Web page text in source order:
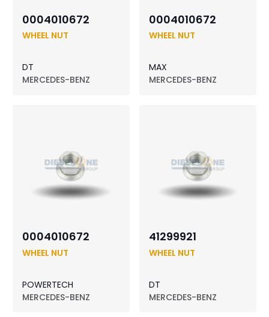
0004010672
WHEEL NUT
DT
MERCEDES-BENZ
0004010672
WHEEL NUT
MAX
MERCEDES-BENZ
0004010672
WHEEL NUT
POWERTECH
MERCEDES-BENZ
41299921
WHEEL NUT
DT
MERCEDES-BENZ